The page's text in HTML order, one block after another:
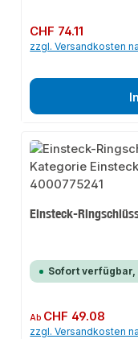
Regulärer Preis:
CHF 74.11
zzgl. Versandkosten
Einsteck-
Sofort
Regulärer Preis:
Ab CHF 49.08
zzgl. Versandkosten